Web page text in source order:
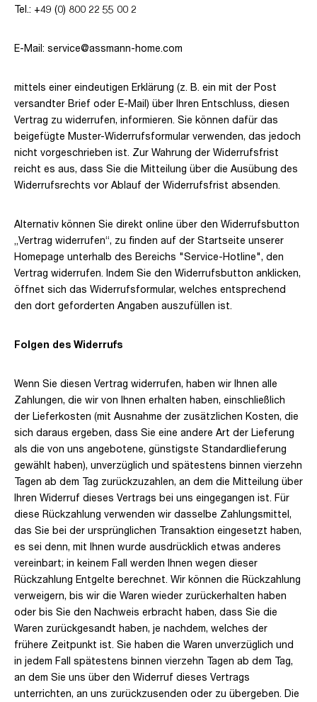
Tel.: +49 (0) 800 22 55 00 2
E-Mail: service@assmann-home.com
mittels einer eindeutigen Erklärung (z. B. ein mit der Post
versandter Brief oder E-Mail) über Ihren Entschluss, diesen
Vertrag zu widerrufen, informieren. Sie können dafür das
beigefügte Muster-Widerrufsformular verwenden, das jedoch
nicht vorgeschrieben ist. Zur Wahrung der Widerrufsfrist
reicht es aus, dass Sie die Mitteilung über die Ausübung des
Widerrufsrechts vor Ablauf der Widerrufsfrist absenden.
Alternativ können Sie direkt online über den Widerrufsbutton
„Vertrag widerrufen“, zu finden auf der Startseite unserer
Homepage unterhalb des Bereichs "Service-Hotline", den
Vertrag widerrufen. Indem Sie den Widerrufsbutton anklicken,
öffnet sich das Widerrufsformular, welches entsprechend
den dort geforderten Angaben auszufüllen ist.
Folgen des Widerrufs
Wenn Sie diesen Vertrag widerrufen, haben wir Ihnen alle
Zahlungen, die wir von Ihnen erhalten haben, einschließlich
der Lieferkosten (mit Ausnahme der zusätzlichen Kosten, die
sich daraus ergeben, dass Sie eine andere Art der Lieferung
als die von uns angebotene, günstigste Standardlieferung
gewählt haben), unverzüglich und spätestens binnen vierzehn
Tagen ab dem Tag zurückzuzahlen, an dem die Mitteilung über
Ihren Widerruf dieses Vertrags bei uns eingegangen ist. Für
diese Rückzahlung verwenden wir dasselbe Zahlungsmittel,
das Sie bei der ursprünglichen Transaktion eingesetzt haben,
es sei denn, mit Ihnen wurde ausdrücklich etwas anderes
vereinbart; in keinem Fall werden Ihnen wegen dieser
Rückzahlung Entgelte berechnet. Wir können die Rückzahlung
verweigern, bis wir die Waren wieder zurückerhalten haben
oder bis Sie den Nachweis erbracht haben, dass Sie die
Waren zurückgesandt haben, je nachdem, welches der
frühere Zeitpunkt ist. Sie haben die Waren unverzüglich und
in jedem Fall spätestens binnen vierzehn Tagen ab dem Tag,
an dem Sie uns über den Widerruf dieses Vertrags
unterrichten, an uns zurückzusenden oder zu übergeben. Die